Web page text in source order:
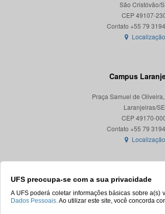
UFS preocupa-se com a sua privacidade
A UFS poderá coletar informações básicas sobre
Dados Pessoais.Ao utilizar este site, você concorda
São Cristóvão/
CEP 49107-
Localização
Campus
Praça Samuel de
Laranjeiras/SE
CEP 49170-
Localização